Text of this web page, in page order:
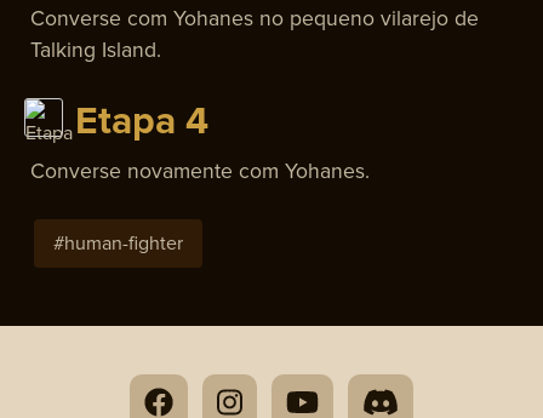
Converse com Yohanes no pequeno vilarejo de
Talking Island.
Etapa 4
Converse novamente com Yohanes.
#human-fighter